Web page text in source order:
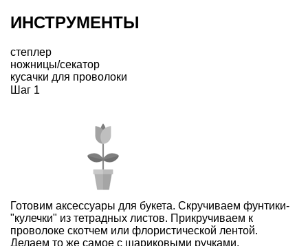
ИНСТРУМЕНТЫ
степлер
ножницы/секатор
кусачки для проволоки
Шаг 1
Готовим аксессуары для букета. Скручиваем фунтики-
"кулечки" из тетрадных листов. Прикручиваем к
проволоке скотчем или флористической лентой.
Делаем то же самое с шариковыми ручками.